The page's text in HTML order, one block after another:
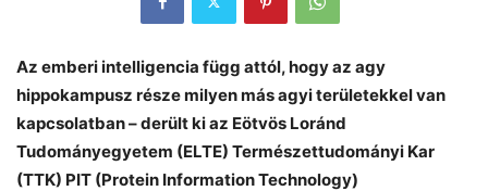
Az emberi intelligencia függ attól, hogy az agy
hippokampusz része milyen más agyi területekkel van
kapcsolatban – derült ki az Eötvös Loránd
Tudományegyetem (ELTE) Természettudományi Kar
(TTK) PIT (Protein Information Technology)